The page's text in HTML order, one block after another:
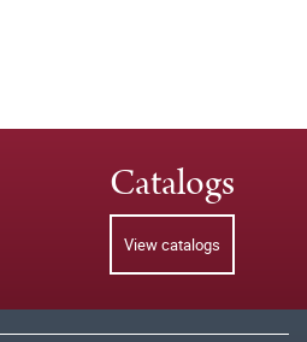
Catalogs
View catalogs